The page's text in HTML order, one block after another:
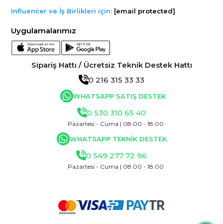
Influencer ve İş Birlikleri için: [email protected]
Uygulamalarımız
Sipariş Hattı / Ücretsiz Teknik Destek Hattı
0 216 315 33 33
WHATSAPP SATIŞ DESTEK
0 530 310 65 40
Pazartesi - Cuma | 08:00 - 18:00
WHATSAPP TEKNİK DESTEK
0 549 277 72 96
Pazartesi - Cuma | 08:00 - 18:00